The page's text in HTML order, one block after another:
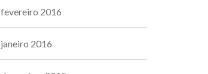
fevereiro 2016
janeiro 2016